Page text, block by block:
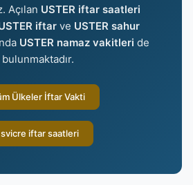
Açılan USTER iftar saatleri
iftar ve USTER sahur
USTER namaz vakitleri de
bulunmaktadır.
Ülkeler İftar Vakti
iftar saatleri